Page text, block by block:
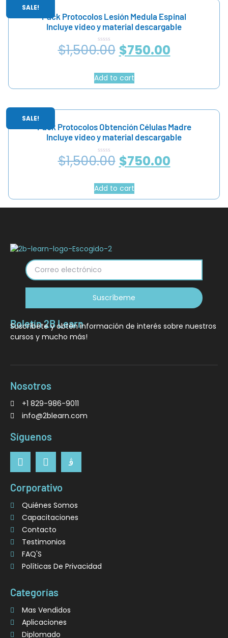
SALE!
Pack Protocolos Lesión Medula Espinal
Incluye video y material descargable
Rated
0
5
$1,500.00 $750.00
Add to cart
SALE!
Pack Protocolos Obtención Células Madre
Incluye video y material descargable
Rated
0
5
$1,500.00 $750.00
Add to cart
Boletín 2B Learn
Suscríbete y obtén información de interés sobre nuestros
cursos y mucho más!
Suscríbeme
Nosotros
+1 829-986-9011
info@2blearn.com
Síguenos
Corporativo
Quiénes Somos
Capacitaciones
Contacto
Testimonios
FAQ'S
Políticas De Privacidad
Categorías
Mas Vendidos
Aplicaciones
Diplomado